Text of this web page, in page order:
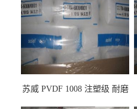
苏威 PVDF 1008 注塑级 耐磨